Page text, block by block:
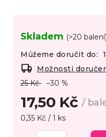
25 Kč –30 %
17,50 Kč/
0,35 Kč / 1 ks
Skladem (>20 balení)
Můžeme doručit do:
Možnosti